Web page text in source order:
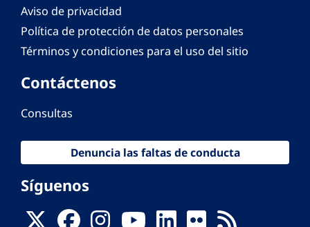
Aviso de privacidad
Política de protección de datos personales
Términos y condiciones para el uso del sitio
Contáctenos
Consultas
Denuncia las faltas de conducta
Síguenos